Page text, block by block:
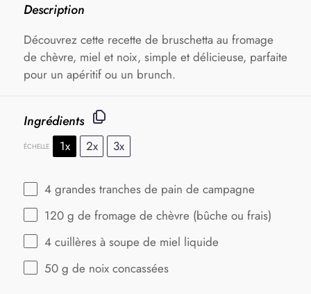
Description
Découvrez cette recette de bruschetta au fromage
de chèvre, miel et noix, simple et délicieuse, parfaite
pour un apéritif ou un brunch.
Ingrédients
ÉCHELLE 1x 2x 3x
4 grandes tranches de pain de campagne
120 g de fromage de chèvre (bûche ou frais)
4 cuillères à soupe de miel liquide
50 g de noix concassées